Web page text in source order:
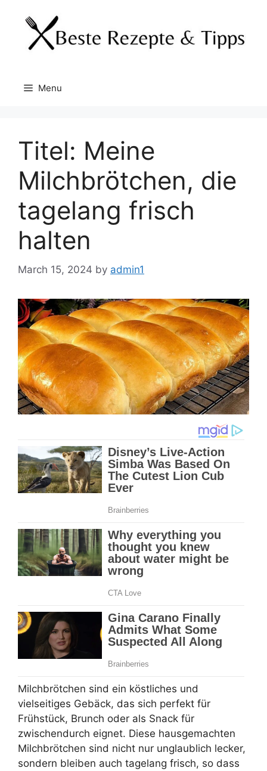
content
Menu
Titel: Meine
Milchbrötchen, die
tagelang frisch
halten
March 15, 2024 by admin1
Milchbrötchen sind ein köstliches und
vielseitiges Gebäck, das sich perfekt für
Frühstück, Brunch oder als Snack für
zwischendurch eignet. Diese hausgemachten
Milchbrötchen sind nicht nur unglaublich lecker,
sondern bleiben auch tagelang frisch, so dass